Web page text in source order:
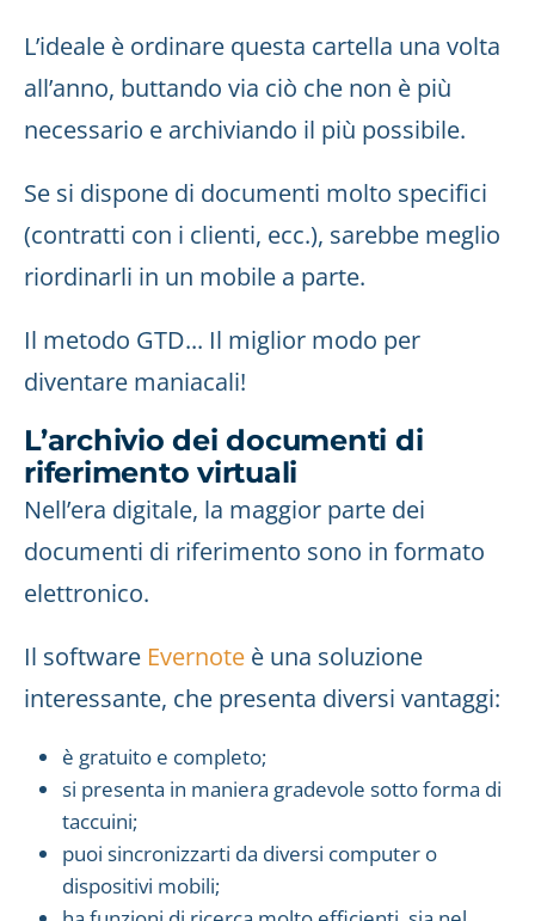
L’ideale è ordinare questa cartella una volta
all’anno, buttando via ciò che non è più
necessario e archiviando il più possibile.
Se si dispone di documenti molto specifici
(contratti con i clienti, ecc.), sarebbe meglio
riordinarli in un mobile a parte.
Il metodo GTD... Il miglior modo per
diventare maniacali!
L’archivio dei documenti di
riferimento virtuali
Nell’era digitale, la maggior parte dei
documenti di riferimento sono in formato
elettronico.
Il software Evernote è una soluzione
interessante, che presenta diversi vantaggi:
è gratuito e completo;
si presenta in maniera gradevole sotto forma di
taccuini;
puoi sincronizzarti da diversi computer o
dispositivi mobili;